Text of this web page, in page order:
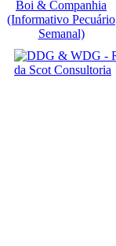
Boi & Companhia
(Informativo Pecuário
Semanal)